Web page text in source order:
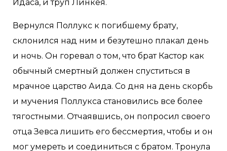
Идаса, и труп Линкея.
Вернулся Поллукс к погибшему брату,
склонился над ним и безутешно плакал день
и ночь. Он горевал о том, что брат Кастор как
обычный смертный должен спуститься в
мрачное царство Аида. Со дня на день скорбь
и мучения Поллукса становились все более
тягостными. Отчаявшись, он попросил своего
отца Зевса лишить его бессмертия, чтобы и он
мог умереть и соединиться с братом. Тронула